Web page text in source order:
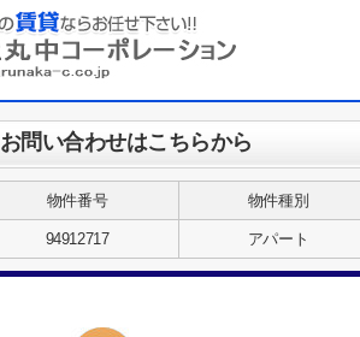
お問い合わせはこちらから
物件番号 物件種別
94912717 アパート